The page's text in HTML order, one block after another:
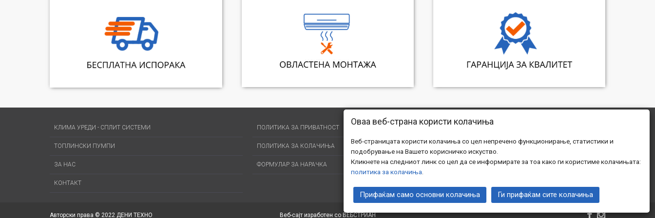
КЛИМА УРЕДИ - СПЛИТ СИСТЕМИ
ТОПЛИНСКИ ПУМПИ
ЗА НАС
КОНТАКТ
ПОЛИТИКА ЗА ПРИВАТНОСТ
ПОЛИТИКА ЗА КОЛАЧИЊА
ФОРМУЛАР ЗА НАРАЧКА
Адреса: Киро Митрев 7, Кавадарци
Телефон: 075 453 900
Телефон: 078 814 201
Авторски права © 2022 ДЕНИ ТЕХНО Веб-сајт изработен со ВЕБСТРИАН
Оваа веб-страна користи колачиња
Веб-страницата користи колачиња со цел непречено функционирање, статистики и
подобрување на Вашето корисничко искуство.
Кликнете на следниот линк со цел да се информирате за тоа како ги користиме колачињата:
политика за колачиња
Прифаќам само основни колачиња Ги прифаќам сите колачиња